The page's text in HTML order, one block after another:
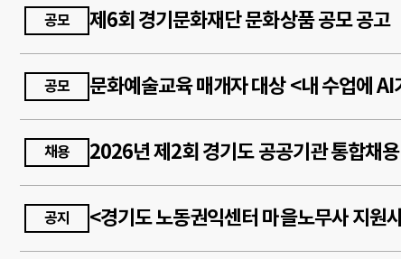
공모 제6회 경기문화재단 문화상품 공모 공고
공모
채용
공지 <경기도 노동권익센터 마을노무사 지원